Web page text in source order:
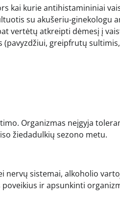
kai kurie antihistamininiai
su akušeriu-ginekologu
vertėtų atkreipti dėmesį į
greipfrutų
Organizmas neįgyja
žiedadulkių sezono metu.
sistemai, alkoholio
ir apsunkinti